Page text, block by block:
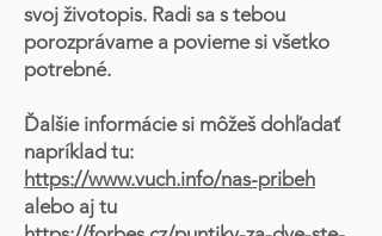
svoj životopis. Radi sa s tebou
porozprávame a povieme si všetko
potrebné.
Ďalšie informácie si môžeš dohľadať
napríklad tu:
https://www.vuch.info/nas-pribeh
alebo aj tu